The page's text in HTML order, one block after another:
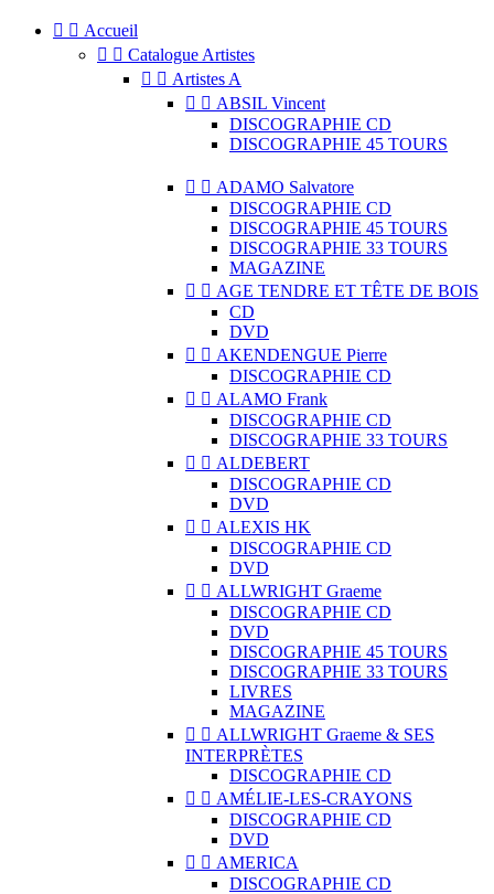
  Accueil
  Catalogue Artistes
  Artistes A
  ABSIL Vincent
DISCOGRAPHIE CD
DISCOGRAPHIE 45 TOURS
  ADAMO Salvatore
DISCOGRAPHIE CD
DISCOGRAPHIE 45 TOURS
DISCOGRAPHIE 33 TOURS
MAGAZINE
  AGE TENDRE ET TÊTE DE BOIS
CD
DVD
  AKENDENGUE Pierre
DISCOGRAPHIE CD
  ALAMO Frank
DISCOGRAPHIE CD
DISCOGRAPHIE 33 TOURS
  ALDEBERT
DISCOGRAPHIE CD
DVD
  ALEXIS HK
DISCOGRAPHIE CD
DVD
  ALLWRIGHT Graeme
DISCOGRAPHIE CD
DVD
DISCOGRAPHIE 45 TOURS
DISCOGRAPHIE 33 TOURS
LIVRES
MAGAZINE
  ALLWRIGHT Graeme & SES
INTERPRÈTES
DISCOGRAPHIE CD
  AMÉLIE-LES-CRAYONS
DISCOGRAPHIE CD
DVD
  AMERICA
DISCOGRAPHIE CD